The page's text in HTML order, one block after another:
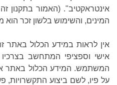
אינטראקטיב". (האמור בתקנון
המינים, והשימוש בלשון זכר הוא
אין לראות במידע הכלול באתר
אישי וספציפי המתחשב בצרכיו
המשתמש. המידע הכלול באתר
על פיו, לשם ביצוע התקשרויות,